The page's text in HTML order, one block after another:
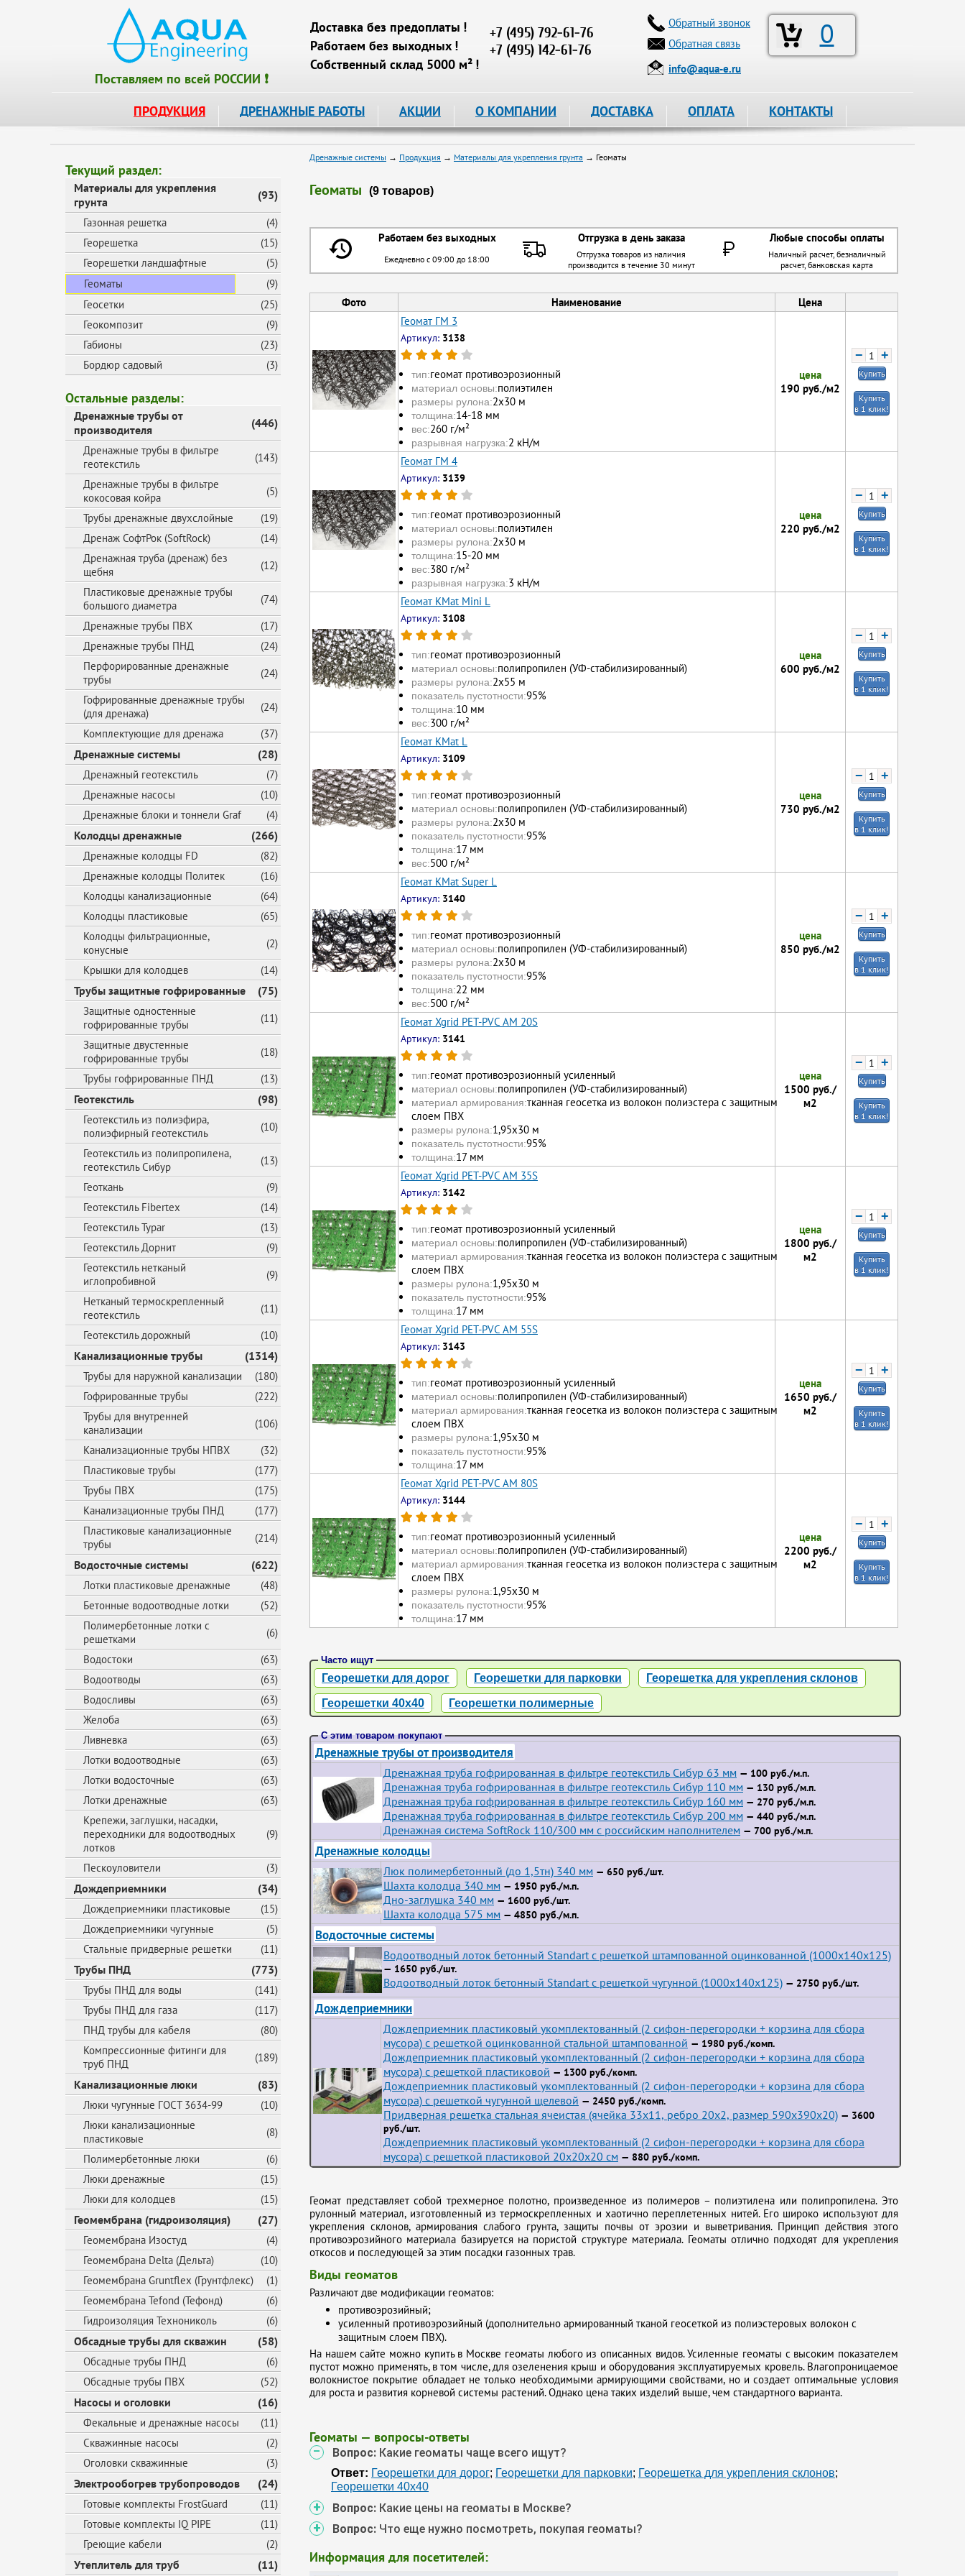
Поставляем по всей РОССИИ ❗
Доставка без предоплаты !
Работаем без выходных !
Собственный склад 5000 м² !
+7 (495) 792-61-76
+7 (495) 142-61-76
0
Обратный звонок
Обратная связь
info@aqua-e.ru
ПРОДУКЦИЯ ДРЕНАЖНЫЕ РАБОТЫ АКЦИИ О КОМПАНИИ ДОСТАВКА ОПЛАТА КОНТАКТЫ
Текущий раздел:
Материалы для укрепления
грунта
(93)
Газонная решетка
(4)
Георешетка
(15)
Георешетки ландшафтные
(5)
Геоматы
(9)
Геосетки
(25)
Геокомпозит
(9)
Габионы
(23)
Бордюр садовый
(3)
Остальные разделы:
Дренажные трубы от
производителя
(446)
Дренажные трубы в фильтре
геотекстиль
(143)
Дренажные трубы в фильтре
кокосовая койра
(5)
Трубы дренажные двухслойные
(19)
Дренаж СофтРок (SoftRock)
(14)
Дренажная труба (дренаж) без
щебня
(12)
Пластиковые дренажные трубы
большого диаметра
(74)
Дренажные трубы ПВХ
(17)
Дренажные трубы ПНД
(24)
Перфорированные дренажные
трубы
(24)
Гофрированные дренажные трубы
(для дренажа)
(24)
Комплектующие для дренажа
(37)
Дренажные системы (28)
Дренажный геотекстиль
(7)
Дренажные насосы
(10)
Дренажные блоки и тоннели Graf
(4)
Колодцы дренажные (266)
Дренажные колодцы FD
(82)
Дренажные колодцы Политек
(16)
Колодцы канализационные
(64)
Колодцы пластиковые
(65)
Колодцы фильтрационные,
конусные
(2)
Крышки для колодцев
(14)
Трубы защитные гофрированные (75)
Защитные одностенные
гофрированные трубы
(11)
Защитные двустенные
гофрированные трубы
(18)
Трубы гофрированные ПНД
(13)
Геотекстиль (98)
Геотекстиль из полиэфира,
полиэфирный геотекстиль
(10)
Геотекстиль из полипропилена,
геотекстиль Сибур
(13)
Геоткань
(9)
Геотекстиль Fibertex
(14)
Геотекстиль Typar
(13)
Геотекстиль Дорнит
(9)
Геотекстиль нетканый
иглопробивной
(9)
Нетканый термоскрепленный
геотекстиль
(11)
Геотекстиль дорожный
(10)
Канализационные трубы (1314)
Трубы для наружной канализации
(180)
Гофрированные трубы
(222)
Трубы для внутренней
канализации
(106)
Канализационные трубы НПВХ
(32)
Пластиковые трубы
(177)
Трубы ПВХ
(175)
Канализационные трубы ПНД
(177)
Пластиковые канализационные
трубы
(214)
Водосточные системы (622)
Лотки пластиковые дренажные
(48)
Бетонные водоотводные лотки
(52)
Полимербетонные лотки с
решетками
(6)
Водостоки
(63)
Водоотводы
(63)
Водосливы
(63)
Желоба
(63)
Ливневка
(63)
Лотки водоотводные
(63)
Лотки водосточные
(63)
Лотки дренажные
(63)
Крепежи, заглушки, насадки,
переходники для водоотводных
лотков
(9)
Пескоуловители (3)
Дождеприемники (34)
Дождеприемники пластиковые
(15)
Дождеприемники чугунные
(5)
Стальные придверные решетки
(11)
Трубы ПНД (773)
Трубы ПНД для воды
(141)
Трубы ПНД для газа
(117)
ПНД трубы для кабеля
(80)
Компрессионные фитинги для
труб ПНД
(189)
Канализационные люки (83)
Люки чугунные ГОСТ 3634-99
(10)
Люки канализационные
пластиковые
(8)
Полимербетонные люки
(6)
Люки дренажные
(15)
Люки для колодцев
(15)
Геомембрана (гидроизоляция) (27)
Геомембрана Изостуд
(4)
Геомембрана Delta (Дельта)
(10)
Геомембрана Gruntflex (Грунтфлекс)
(1)
Геомембрана Tefond (Тефонд)
(6)
Гидроизоляция Технониколь
(6)
Обсадные трубы для скважин (58)
Обсадные трубы ПНД
(6)
Обсадные трубы ПВХ
(52)
Насосы и оголовки (16)
Фекальные и дренажные насосы
(11)
Скважинные насосы
(2)
Оголовки скважинные
(3)
Электрообогрев трубопроводов (24)
Готовые комплекты FrostGuard
(11)
Готовые комплекты IQ PIPE
(11)
Греющие кабели
(2)
Утеплитель для труб (11)
Дренажные системы → Продукция → Материалы для укрепления грунта → Геоматы
Геоматы (9 товаров)
Работаем без выходных Отгрузка в день заказа Любые способы оплаты
Ежедневно с 09:00 до 18:00
Отгрузка товаров из наличия
производится в течение 30 минут
Наличный расчет, безналичный
расчет, банковская карта
Фото Наименование
Цена
Геомат ГМ 3
Артикул: 3138
тип:геомат противоэрозионный
материал основы:полиэтилен
размеры рулона:2х30 м
толщина:14-18 мм
вес:260 г/м²
разрывная нагрузка:2 кН/м
цена
190 руб./м2
− +
Купить
Купить
в 1 клик!
Геомат ГМ 4
Артикул: 3139
тип:геомат противоэрозионный
материал основы:полиэтилен
размеры рулона:2х30 м
толщина:15-20 мм
вес:380 г/м²
разрывная нагрузка:3 кН/м
цена
220 руб./м2
− +
Купить
Купить
в 1 клик!
Геомат KMat Mini L
Артикул: 3108
тип:геомат противоэрозионный
материал основы:полипропилен (УФ-стабилизированный)
размеры рулона:2х55 м
показатель пустотности:95%
толщина:10 мм
вес:300 г/м²
цена
600 руб./м2
− +
Купить
Купить
в 1 клик!
Геомат KMat L
Артикул: 3109
тип:геомат противоэрозионный
материал основы:полипропилен (УФ-стабилизированный)
размеры рулона:2х30 м
показатель пустотности:95%
толщина:17 мм
вес:500 г/м²
цена
730 руб./м2
− +
Купить
Купить
в 1 клик!
Геомат KMat Super L
Артикул: 3140
тип:геомат противоэрозионный
материал основы:полипропилен (УФ-стабилизированный)
размеры рулона:2х30 м
показатель пустотности:95%
толщина:22 мм
вес:500 г/м²
цена
850 руб./м2
− +
Купить
Купить
в 1 клик!
Геомат Xgrid PET-PVC AM 20S
Артикул: 3141
тип:геомат противоэрозионный усиленный
материал основы:полипропилен (УФ-стабилизированный)
материал армирования:тканная геосетка из волокон полиэстера с защитным
слоем ПВХ
размеры рулона:1,95х30 м
показатель пустотности:95%
толщина:17 мм
цена
1500 руб./
м2
− +
Купить
Купить
в 1 клик!
Геомат Xgrid PET-PVC AM 35S
Артикул: 3142
тип:геомат противоэрозионный усиленный
материал основы:полипропилен (УФ-стабилизированный)
материал армирования:тканная геосетка из волокон полиэстера с защитным
слоем ПВХ
размеры рулона:1,95х30 м
показатель пустотности:95%
толщина:17 мм
цена
1800 руб./
м2
− +
Купить
Купить
в 1 клик!
Геомат Xgrid PET-PVC AM 55S
Артикул: 3143
тип:геомат противоэрозионный усиленный
материал основы:полипропилен (УФ-стабилизированный)
материал армирования:тканная геосетка из волокон полиэстера с защитным
слоем ПВХ
размеры рулона:1,95х30 м
показатель пустотности:95%
толщина:17 мм
цена
1650 руб./
м2
− +
Купить
Купить
в 1 клик!
Геомат Xgrid PET-PVC AM 80S
Артикул: 3144
тип:геомат противоэрозионный усиленный
материал основы:полипропилен (УФ-стабилизированный)
материал армирования:тканная геосетка из волокон полиэстера с защитным
слоем ПВХ
размеры рулона:1,95х30 м
показатель пустотности:95%
толщина:17 мм
цена
2200 руб./
м2
− +
Купить
Купить
в 1 клик!
Часто ищут
Георешетки для дорог Георешетки для парковки Георешетка для укрепления склонов
Георешетки 40х40 Георешетки полимерные
С этим товаром покупают
Дренажные трубы от производителя
Дренажная труба гофрированная в фильтре геотекстиль Сибур 63 мм — 100 руб./м.п.
Дренажная труба гофрированная в фильтре геотекстиль Сибур 110 мм — 130 руб./м.п.
Дренажная труба гофрированная в фильтре геотекстиль Сибур 160 мм — 270 руб./м.п.
Дренажная труба гофрированная в фильтре геотекстиль Сибур 200 мм — 440 руб./м.п.
Дренажная система SoftRock 110/300 мм с российским наполнителем — 700 руб./м.п.
Дренажные колодцы
Люк полимербетонный (до 1,5тн) 340 мм — 650 руб./шт.
Шахта колодца 340 мм — 1950 руб./м.п.
Дно-заглушка 340 мм — 1600 руб./шт.
Шахта колодца 575 мм — 4850 руб./м.п.
Водосточные системы
Водоотводный лоток бетонный Standart с решеткой штампованной оцинкованной (1000x140x125)
— 1650 руб./шт.
Водоотводный лоток бетонный Standart с решеткой чугунной (1000x140x125) — 2750 руб./шт.
Дождеприемники
Дождеприемник пластиковый укомплектованный (2 сифон-перегородки + корзина для сбора
мусора) с решеткой оцинкованной стальной штампованной — 1980 руб./комп.
Дождеприемник пластиковый укомплектованный (2 сифон-перегородки + корзина для сбора
мусора) с решеткой пластиковой — 1300 руб./комп.
Дождеприемник пластиковый укомплектованный (2 сифон-перегородки + корзина для сбора
мусора) с решеткой чугунной щелевой — 2450 руб./комп.
Придверная решетка стальная ячеистая (ячейка 33x11, ребро 20x2, размер 590x390x20) — 3600
руб./шт.
Дождеприемник пластиковый укомплектованный (2 сифон-перегородки + корзина для сбора
мусора) с решеткой пластиковой 20х20х20 см — 880 руб./комп.
Геомат представляет собой трехмерное полотно, произведенное из полимеров – полиэтилена или полипропилена. Это
рулонный материал, изготовленный из термоскрепленных и хаотично переплетенных нитей. Его широко используют для
укрепления склонов, армирования слабого грунта, защиты почвы от эрозии и выветривания. Принцип действия этого
противоэрозийного материала базируется на пористой структуре материала. Геоматы отлично подходят для укрепления
откосов и последующей за этим посадки газонных трав.
Виды геоматов
Различают две модификации геоматов:
противоэрозийный;
усиленный противоэрозийный (дополнительно армированный тканой геосеткой из полиэстеровых волокон с
защитным слоем ПВХ).
На нашем сайте можно купить в Москве геоматы любого из описанных видов. Усиленные геоматы с высоким показателем
пустот можно применять, в том числе, для озеленения крыш и оборудования эксплуатируемых кровель. Влагопроницаемое
волокнистое покрытие обладает не только необходимыми армирующими свойствами, но и создает оптимальные условия
для роста и развития корневой системы растений. Однако цена таких изделий выше, чем стандартного варианта.
Геоматы — вопросы-ответы
Вопрос: Какие геоматы чаще всего ищут?
Ответ: Георешетки для дорог; Георешетки для парковки; Георешетка для укрепления склонов;
Георешетки 40х40
Вопрос: Какие цены на геоматы в Москве?
Вопрос: Что еще нужно посмотреть, покупая геоматы?
Информация для посетителей: